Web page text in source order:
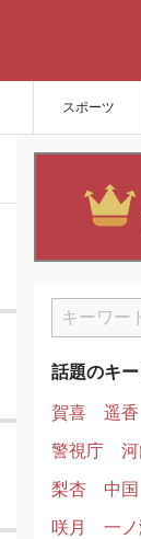
スポーツ
話題のキ
賀喜
遥香
警視庁
梨杏
中国
咲月
一